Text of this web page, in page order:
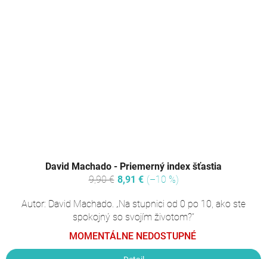
David Machado - Priemerný index šťastia
9,90 € 8,91 € (–10 %)
Autor: David Machado. „Na stupnici od 0 po 10, ako ste
spokojný so svojím životom?“
MOMENTÁLNE NEDOSTUPNÉ